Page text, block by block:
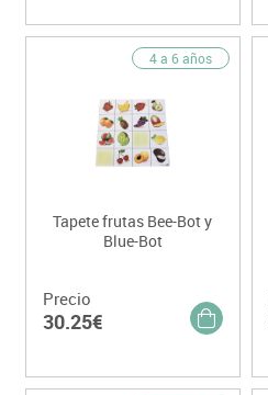
4 a 6 años
Tapete frutas Bee-Bot y
Blue-Bot
Precio
30.25€